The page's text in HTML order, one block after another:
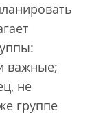
важные;
не
группе